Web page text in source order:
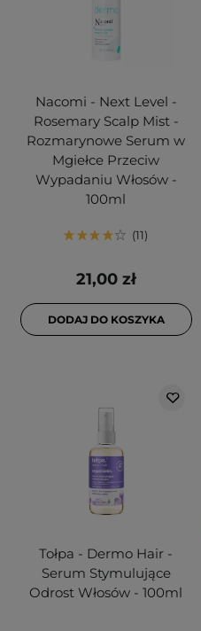
Nacomi - Next Level -
Rosemary Scalp Mist -
Rozmarynowe Serum w
Mgiełce Przeciw
Wypadaniu Włosów -
100ml
11
21,00 zł
DODAJ DO KOSZYKA
Tołpa - Dermo Hair -
Serum Stymulujące
Odrost Włosów - 100ml